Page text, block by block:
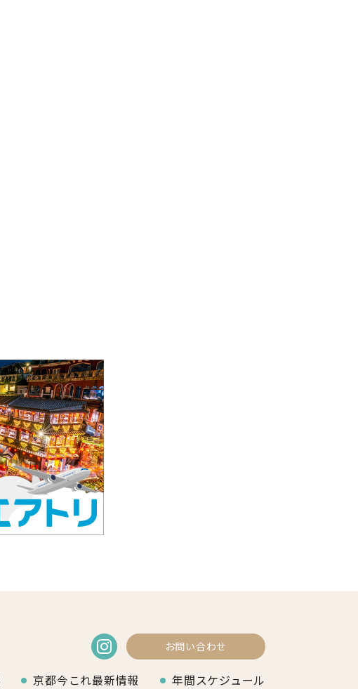
京都今これ最新情報 年間スケジュール
お問い合わせ